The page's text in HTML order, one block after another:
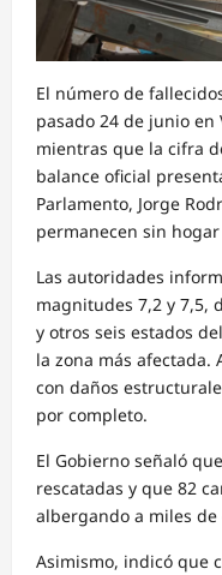
El número de
pasado 24 de junio en
mientras que la cifra
balance oficial
Parlamento, Jorge
permanecen sin
Las autoridades
magnitudes 7,2 y 7,5,
y otros seis estados
la zona más afectada.
con daños
por completo.
El Gobierno señaló
rescatadas y que 82
albergando a miles
Asimismo, indicó que